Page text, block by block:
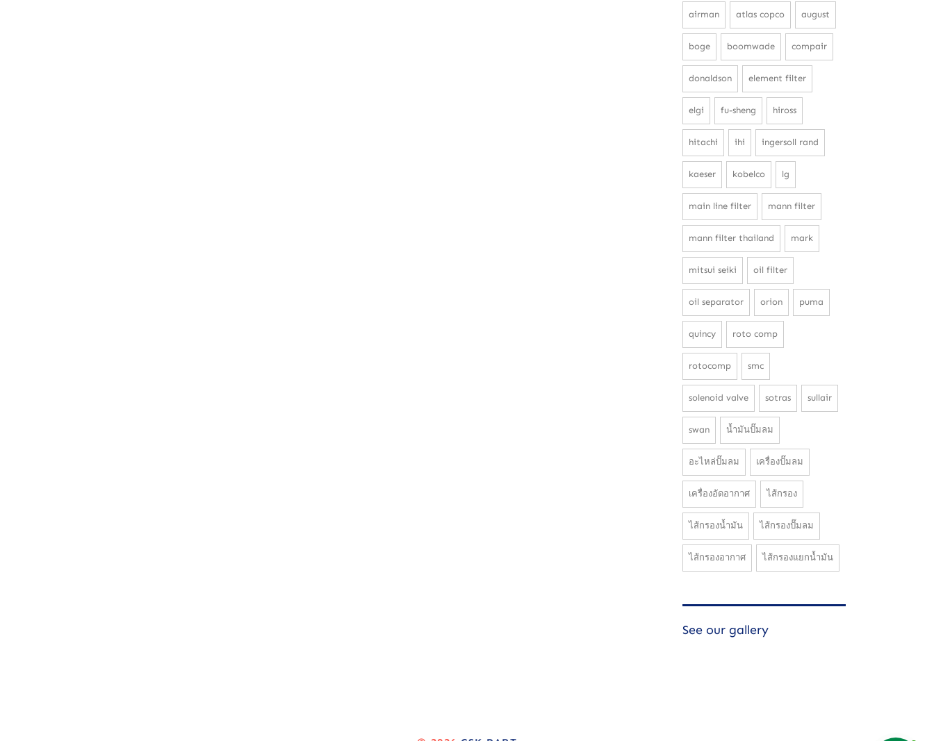
airman atlas copco august
boge boomwade compair
donaldson element filter
elgi fu-sheng hiross
hitachi ihi ingersoll rand
kaeser kobelco lg
main line filter mann filter
mann filter thailand mark
mitsui seiki oil filter
oil separator orion puma
quincy roto comp
rotocomp smc
solenoid valve sotras sullair
swan น้ำมันปั๊มลม
อะไหล่ปั๊มลม เครื่องปั๊มลม
เครื่องอัดอากาศ ไส้กรอง
ไส้กรองน้ำมัน ไส้กรองปั๊มลม
ไส้กรองอากาศ ไส้กรองแยกน้ำมัน
See our gallery